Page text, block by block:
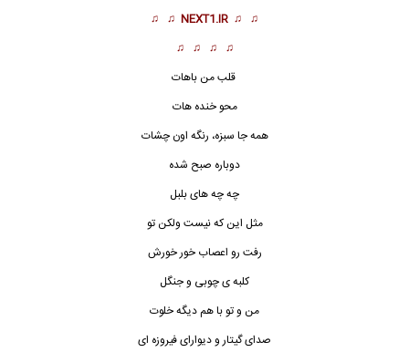
♫ ♫
NEXT1.IR
♫ ♫
♫ ♫ ♫ ♫
قلب من باهات
محو خنده هات
همه جا سبزه، رنگه اون چشات
دوباره صبح شده
چه چه های بلبل
مثل این که نیست ولکن تو
رفت رو اعصاب خور خورش
کلبه ی چوبی و جنگل
من و تو با هم دیگه خلوت
صدای گیتار و دیوارای فیروزه ای